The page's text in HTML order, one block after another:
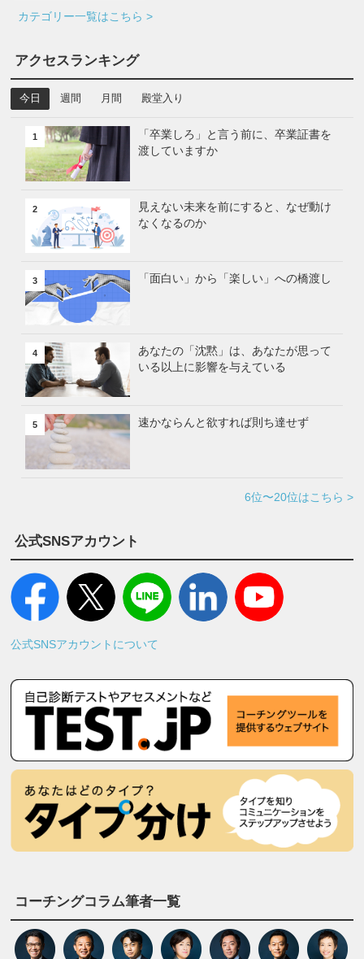
カテゴリー一覧はこちら >
アクセスランキング
今日 週間 月間 殿堂入り
1
「卒業しろ」と言う前に、卒業証書を
渡していますか
2
見えない未来を前にすると、なぜ動け
なくなるのか
3 「面白い」から「楽しい」への橋渡し
4
あなたの「沈黙」は、あなたが思って
いる以上に影響を与えている
5 速かならんと欲すれば則ち達せず
6位〜20位はこちら >
公式SNSアカウント
公式SNSアカウントについて
コーチングコラム筆者一覧